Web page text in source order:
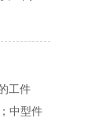
工件
中型件